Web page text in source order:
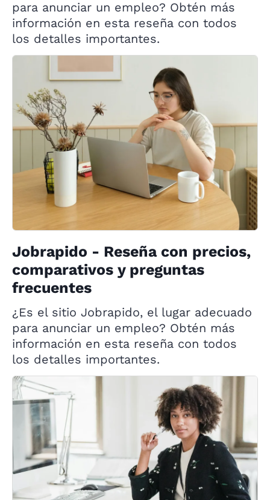
para anunciar un empleo? Obtén más
información en esta reseña con todos
los detalles importantes.
Jobrapido - Reseña con precios,
comparativos y preguntas
frecuentes
¿Es el sitio Jobrapido, el lugar adecuado
para anunciar un empleo? Obtén más
información en esta reseña con todos
los detalles importantes.